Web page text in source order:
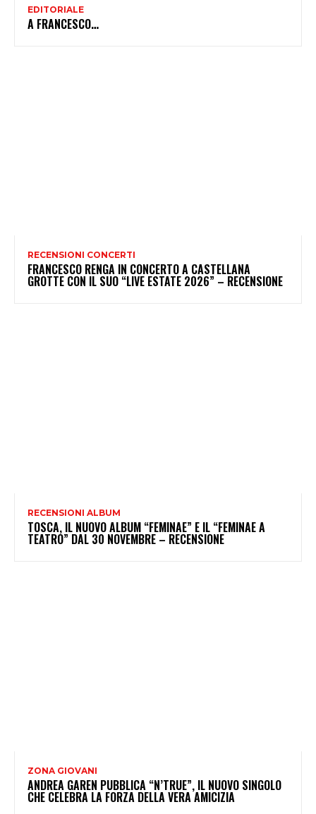
EDITORIALE
A FRANCESCO…
RECENSIONI CONCERTI
FRANCESCO RENGA IN CONCERTO A CASTELLANA
GROTTE CON IL SUO “LIVE ESTATE 2026” – RECENSIONE
RECENSIONI ALBUM
TOSCA, IL NUOVO ALBUM “FEMINAE” E IL “FEMINAE A
TEATRO” DAL 30 NOVEMBRE – RECENSIONE
ZONA GIOVANI
ANDREA GAREN PUBBLICA “N’TRUE”, IL NUOVO SINGOLO
CHE CELEBRA LA FORZA DELLA VERA AMICIZIA